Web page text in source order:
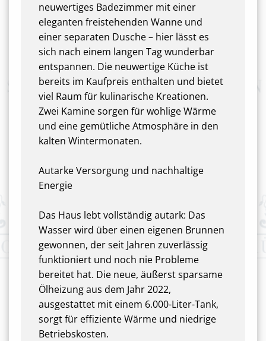
neuwertiges Badezimmer mit einer
eleganten freistehenden Wanne und
einer separaten Dusche – hier lässt es
sich nach einem langen Tag wunderbar
entspannen. Die neuwertige Küche ist
bereits im Kaufpreis enthalten und bietet
viel Raum für kulinarische Kreationen.
Zwei Kamine sorgen für wohlige Wärme
und eine gemütliche Atmosphäre in den
kalten Wintermonaten.
Autarke Versorgung und nachhaltige
Energie
Das Haus lebt vollständig autark: Das
Wasser wird über einen eigenen Brunnen
gewonnen, der seit Jahren zuverlässig
funktioniert und noch nie Probleme
bereitet hat. Die neue, äußerst sparsame
Ölheizung aus dem Jahr 2022,
ausgestattet mit einem 6.000-Liter-Tank,
sorgt für effiziente Wärme und niedrige
Betriebskosten.